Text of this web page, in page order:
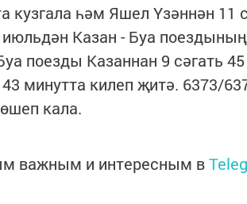
кузгала һәм Яшел Үзәннән 11
Казан - Буа поездының
поезды Казаннан 9 сәгать
43 минутта килеп җитә. 6373/
кала.
важным и интересным в